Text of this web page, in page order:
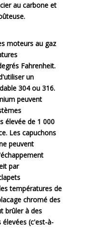
au carbone et
moteurs au gaz
Fahrenheit.
un
304 ou 316.
peuvent
élevée de 1 000
Les capuchons
peuvent
par
températures de
chromé des
brûler à des
(c'est-à-